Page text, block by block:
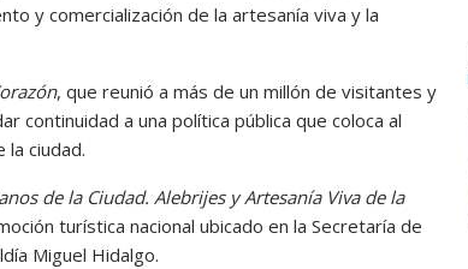
y comercialización de la artesanía viva y la
, que reunió a más de un millón de visitantes y
continuidad a una política pública que coloca al
ciudad.
de la Ciudad. Alebrijes y Artesanía Viva de la
turística nacional ubicado en la Secretaría de
Miguel Hidalgo.